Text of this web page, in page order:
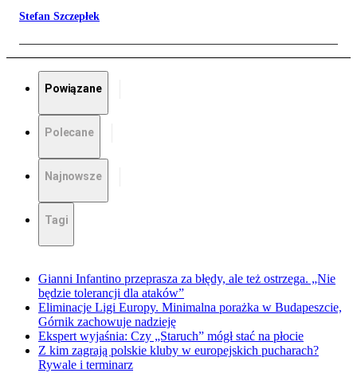
Stefan Szczepłek
Powiązane
Polecane
Najnowsze
Tagi
Gianni Infantino przeprasza za błędy, ale też ostrzega. „Nie
będzie tolerancji dla ataków”
Eliminacje Ligi Europy. Minimalna porażka w Budapeszcie,
Górnik zachowuje nadzieję
Ekspert wyjaśnia: Czy „Staruch” mógł stać na płocie
Z kim zagrają polskie kluby w europejskich pucharach?
Rywale i terminarz